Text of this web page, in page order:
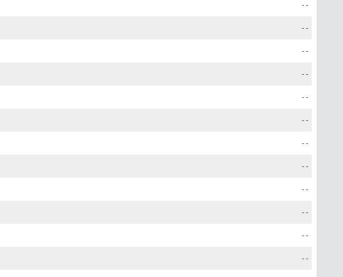
--
--
--
--
--
--
--
--
--
--
--
--